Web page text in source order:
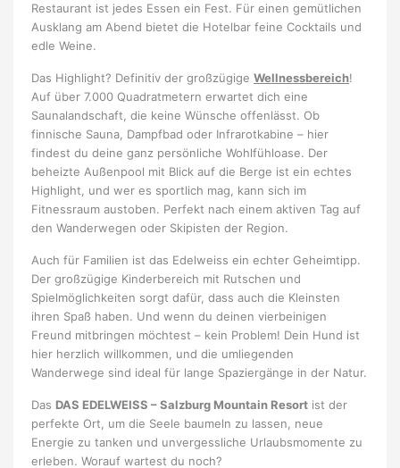
Restaurant ist jedes Essen ein Fest. Für einen gemütlichen
Ausklang am Abend bietet die Hotelbar feine Cocktails und
edle Weine.
Das Highlight? Definitiv der großzügige Wellnessbereich!
Auf über 7.000 Quadratmetern erwartet dich eine
Saunalandschaft, die keine Wünsche offenlässt. Ob
finnische Sauna, Dampfbad oder Infrarotkabine – hier
findest du deine ganz persönliche Wohlfühloase. Der
beheizte Außenpool mit Blick auf die Berge ist ein echtes
Highlight, und wer es sportlich mag, kann sich im
Fitnessraum austoben. Perfekt nach einem aktiven Tag auf
den Wanderwegen oder Skipisten der Region.
Auch für Familien ist das Edelweiss ein echter Geheimtipp.
Der großzügige Kinderbereich mit Rutschen und
Spielmöglichkeiten sorgt dafür, dass auch die Kleinsten
ihren Spaß haben. Und wenn du deinen vierbeinigen
Freund mitbringen möchtest – kein Problem! Dein Hund ist
hier herzlich willkommen, und die umliegenden
Wanderwege sind ideal für lange Spaziergänge in der Natur.
Das DAS EDELWEISS – Salzburg Mountain Resort ist der
perfekte Ort, um die Seele baumeln zu lassen, neue
Energie zu tanken und unvergessliche Urlaubsmomente zu
erleben. Worauf wartest du noch?